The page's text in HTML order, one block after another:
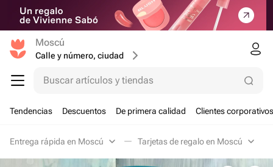
Moscú
Calle y número, ciudad
Buscar artículos y tiendas
Tendencias Descuentos De primera calidad Clientes corporativos
Entrega rápida en Moscú Tarjetas de regalo en Moscú